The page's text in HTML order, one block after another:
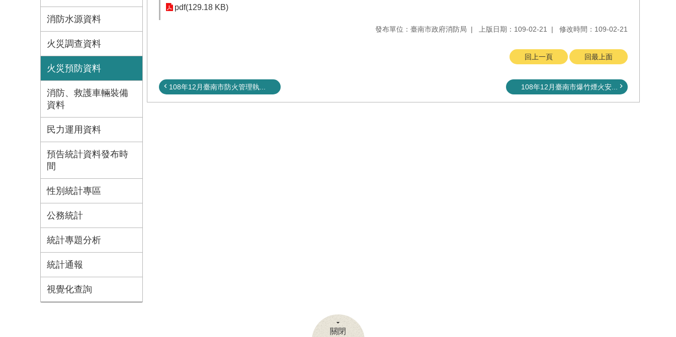
消防水源資料
火災調查資料
火災預防資料
消防、救護車輛裝備
資料
民力運用資料
預告統計資料發布時
間
性別統計專區
公務統計
統計專題分析
統計通報
視覺化查詢
pdf(129.18 KB)
發布單位：臺南市政府消防局 上版日期：109-02-21 修改時間：109-02-21
回上一頁 回最上面
108年12月臺南市防火管理執... 108年12月臺南市爆竹煙火安...
關閉